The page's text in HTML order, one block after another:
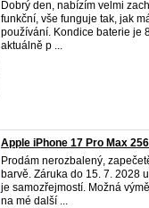
Dobrý den, nabízím velmi
funkční, vše funguje tak, jak
používání. Kondice baterie je
aktuálně p ...
Apple iPhone 17 Pro Max
Prodám nerozbalený,
barvě. Záruka do 15. 7. 2028
je samozřejmostí. Možná
na mé další ...